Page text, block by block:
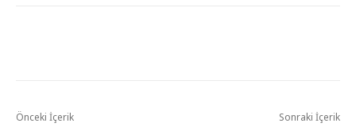
Önceki İçerik Sonraki İçerik